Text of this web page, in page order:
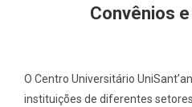
Convênios
O Centro Universitário
instituições de diferentes